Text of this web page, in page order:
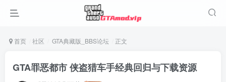
首页 社区 GTA典藏版_BBS论坛 正文
GTA罪恶都市 侠盗猎车手经典回归与下载资源